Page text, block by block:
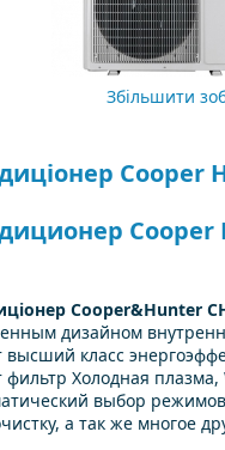
Збільшити
Cooper
Cooper
Cooper&Hunter
дизайном
высший класс
фильтр Холодная
выбор
а так же многое